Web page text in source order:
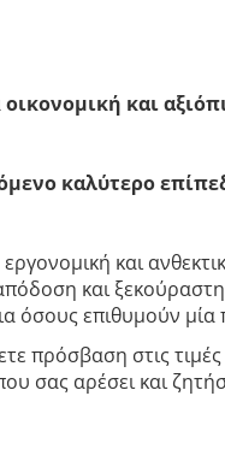
οικονομική και
καλύτερο
και
και
όσους επιθυμούν
πρόσβαση στις
σας αρέσει και